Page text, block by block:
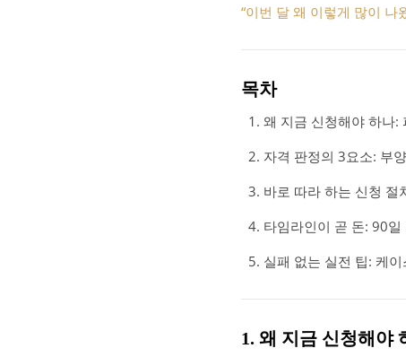
“이번 달 왜 이렇게 많이 나
목차
왜 지금 신청해야 하나:
자격 판정의 3요소: 부
바로 따라 하는 신청 절
타임라인이 곧 돈: 90
실패 없는 실전 팁: 케
1. 왜 지금 신청해야